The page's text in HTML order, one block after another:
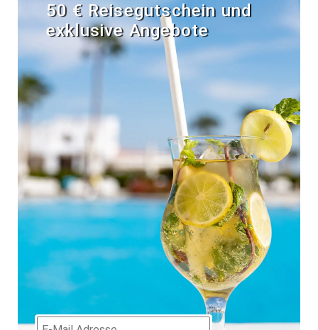
50 € Reisegutschein und
exklusive Angebote